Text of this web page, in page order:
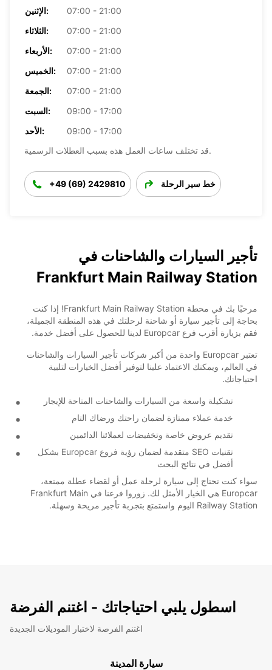
الإثنين:
07:00 - 21:00
الثلاثاء:
07:00 - 21:00
الأربعاء:
07:00 - 21:00
الخميس:
07:00 - 21:00
الجمعة:
07:00 - 21:00
السبت:
09:00 - 17:00
الأحد:
09:00 - 17:00
قد تختلف ساعات العمل هذه بسبب العطلات الرسمية.
+49 (69) 2429810 خط سير الرحلة
تأجير السيارات والشاحنات في
Frankfurt Main Railway Station
مرحبًا بك في محطة Frankfurt Main Railway Station! إذا كنت
بحاجة إلى تأجير سيارة أو شاحنة لرحلتك في هذه المنطقة الجميلة،
فقم بزيارة أقرب فرع Europcar لدينا للحصول على أفضل خدمة.
تعتبر Europcar واحدة من أكبر شركات تأجير السيارات والشاحنات
في العالم، ويمكنك الاعتماد علينا لتوفير أفضل الخيارات لتلبية
احتياجاتك.
تشكيلة واسعة من السيارات والشاحنات المتاحة للإيجار
خدمة عملاء ممتازة لضمان راحتك ورضاك التام
تقديم عروض خاصة وتخفيضات لعملائنا الدائمين
تقنيات SEO متقدمة لضمان رؤية فروع Europcar بشكل
أفضل في نتائج البحث
سواء كنت تحتاج إلى سيارة لرحلة عمل أو لقضاء عطلة ممتعة،
Europcar هي الخيار الأمثل لك. زوروا فرعنا في Frankfurt Main
Railway Station اليوم واستمتع بتجربة تأجير مريحة وسهلة.
اسطول يلبي احتياجاتك - اغتنم الفرضة
اغتنم الفرصة لاختبار الموديلات الجديدة
سيارة المدينة